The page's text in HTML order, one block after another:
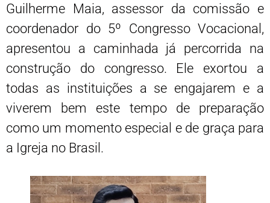
Guilherme Maia, assessor da comissão e
coordenador do 5º Congresso Vocacional,
apresentou a caminhada já percorrida na
construção do congresso. Ele exortou a
todas as instituições a se engajarem e a
viverem bem este tempo de preparação
como um momento especial e de graça para
a Igreja no Brasil.